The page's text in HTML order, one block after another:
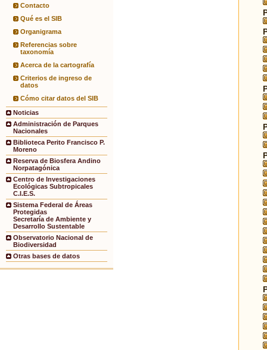
Contacto
Qué es el SIB
Organigrama
Referencias sobre
taxonomía
Acerca de la cartografía
Criterios de ingreso de
datos
Cómo citar datos del SIB
Noticias
Administración de Parques
Nacionales
Biblioteca Perito Francisco P.
Moreno
Reserva de Biosfera Andino
Norpatagónica
Centro de Investigaciones
Ecológicas Subtropicales
C.I.E.S.
Sistema Federal de Áreas
Protegidas
Secretaría de Ambiente y
Desarrollo Sustentable
Observatorio Nacional de
Biodiversidad
Otras bases de datos